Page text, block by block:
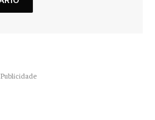
Publicidade